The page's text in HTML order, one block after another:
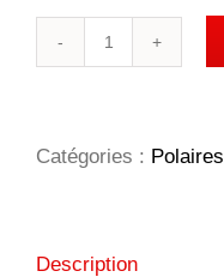
Catégories : Polaires
Description